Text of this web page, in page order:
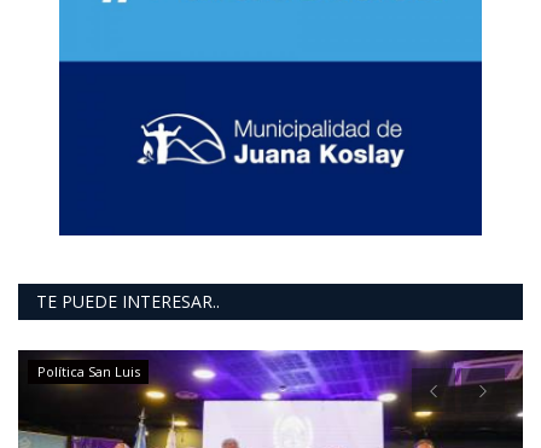
TE PUEDE INTERESAR..
Política San Luis